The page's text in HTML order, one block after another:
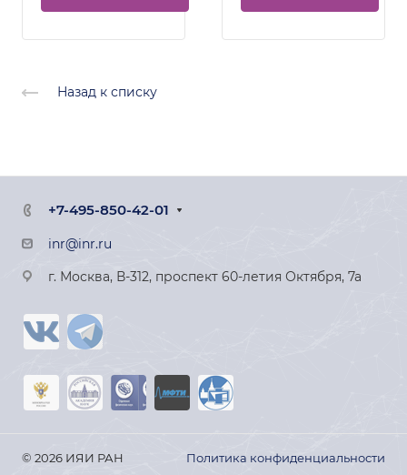
Назад к списку
+7-495-850-42-01
inr@inr.ru
г. Москва, В-312, проспект 60-летия Октября, 7а
© 2026 ИЯИ РАН Политика конфиденциальности